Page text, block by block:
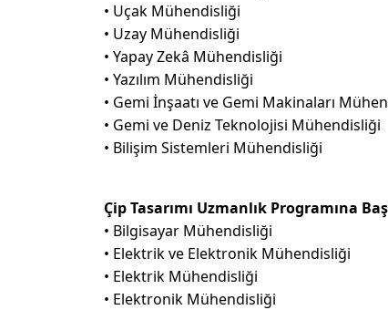
• Uçak Mühendisliği
• Uzay Mühendisliği
• Yapay Zekâ Mühendisliği
• Yazılım Mühendisliği
• Gemi İnşaatı ve Gemi Makinaları
• Gemi ve Deniz Teknolojisi Mühendisliği
• Bilişim Sistemleri Mühendisliği
Çip Tasarımı Uzmanlık Programına
• Bilgisayar Mühendisliği
• Elektrik ve Elektronik Mühendisliği
• Elektrik Mühendisliği
• Elektronik Mühendisliği